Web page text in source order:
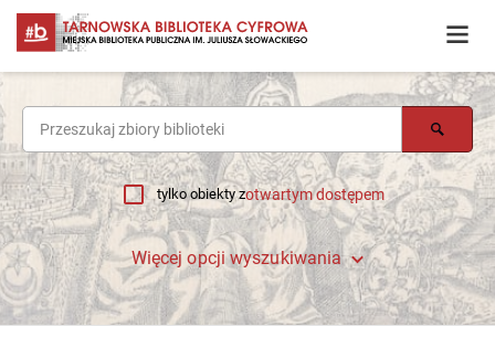
tylko obiekty zotwartym dostępem
Więcej opcji wyszukiwania